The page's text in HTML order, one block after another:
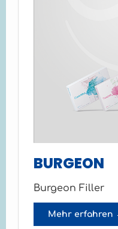
BURGEON
Burgeon Filler
Mehr erfahren